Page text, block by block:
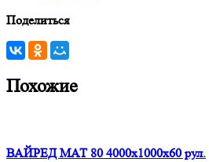
Поделиться
Похожие
ВАЙРЕД МАТ 80 4000x1000x60 рул.